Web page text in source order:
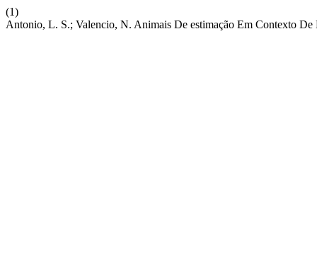
(1)
Antonio, L. S.; Valencio, N. Animais De estimação Em Contexto De